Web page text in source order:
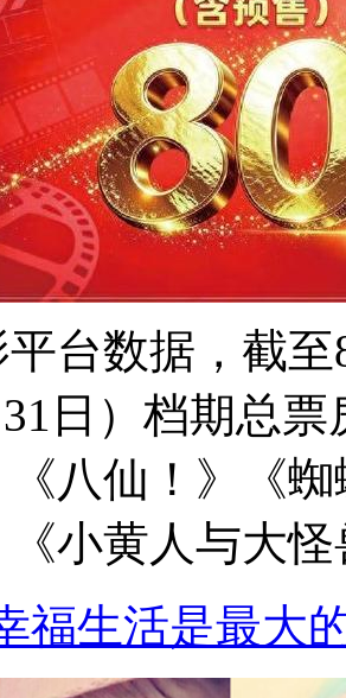
台数据，截
31日）档期总
八仙！》《
小黄人与大
福生活是最大